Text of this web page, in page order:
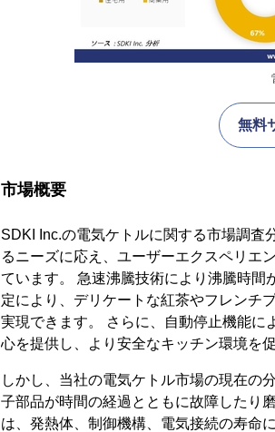
無料
市場概要
SDKI Inc.の電気ケトルに関する市場調査
るニーズに応え、ユーザーエクスペリエ
ています。 急速沸騰技術により沸騰時間
定により、デリケートな紅茶やフレンチ
実現できます。 さらに、自動停止機能に
心を提供し、より安全なキッチン環境を促
しかし、当社の電気ケトル市場の現在の
子部品が時間の経過とともに故障したり
は、発熱体、制御機構、電気接続の寿命